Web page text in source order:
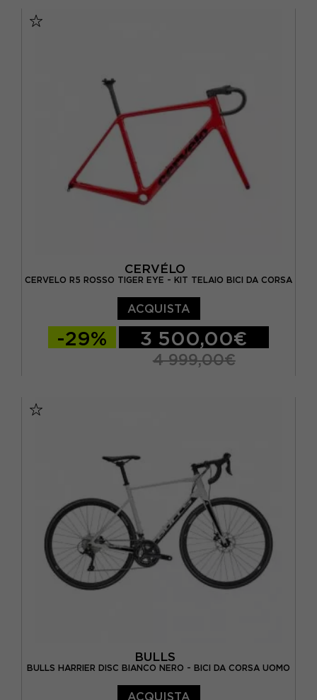
CERVÉLO
CERVELO R5 ROSSO TIGER EYE - KIT TELAIO BICI DA CORSA
ACQUISTA
-29% 3 500,00€
4 999,00€
BULLS
BULLS HARRIER DISC BIANCO NERO - BICI DA CORSA UOMO
ACQUISTA